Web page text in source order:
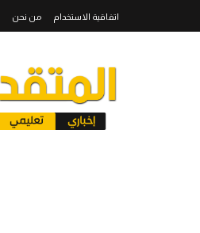
اتفاقية الاستخدام من نحن